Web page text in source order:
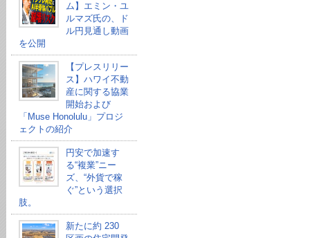
ム】エミン・ユ
ルマズ氏の、ド
ル円見通し動画
を公開
【プレスリリー
ス】ハワイ不動
産に関する協業
開始および
「Muse Honolulu」プロジ
ェクトの紹介
円安で加速す
る“複業”ニー
ズ、“外貨で稼
ぐ”という選択
肢。
新たに約 230